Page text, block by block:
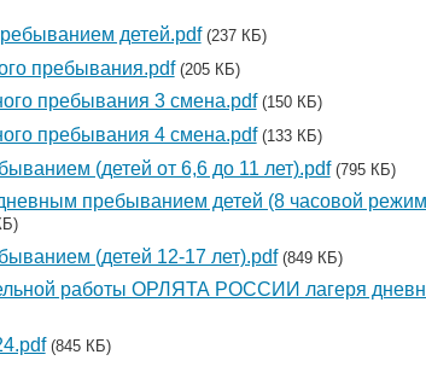
детей.pdf (237 КБ)
пребывания.pdf (205 КБ)
пребывания 3 смена.pdf (150 КБ)
пребывания 4 смена.pdf (133 КБ)
(детей от 6,6 до 11 лет).pdf (795 КБ)
пребыванием детей (8 часовой режим
(детей 12-17 лет).pdf (849 КБ)
работы ОРЛЯТА РОССИИ лагеря
(845 КБ)